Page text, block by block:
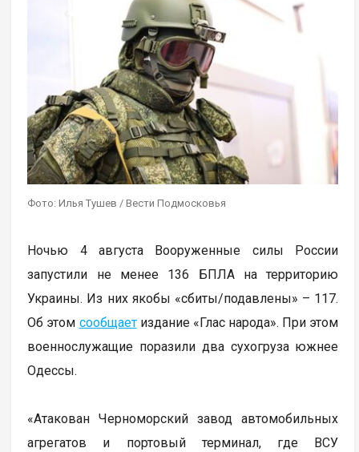
Фото: Илья Тушев / Вести Подмосковья
Ночью 4 августа Вооруженные силы России
запустили не менее 136 БПЛА на территорию
Украины. Из них якобы «сбиты/подавлены» – 117.
Об этом сообщаетиздание «Глас народа». При этом
военнослужащие поразили два сухогруза южнее
Одессы.
«Атакован Черноморский завод автомобильных
агрегатов и портовый терминал, где ВСУ